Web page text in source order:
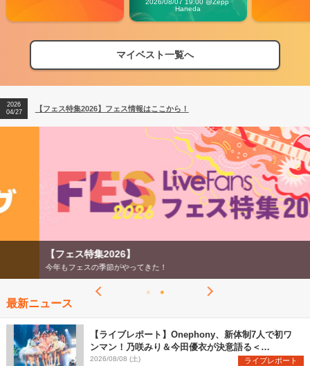
2026/08/07 19:00 @Zepp
Haneda
マイベスト一覧へ
【フェス特集2026】フェス情報はここから！
【ライブ動員ランキング】2026年上半期編発表！
2026
04/27
【フェス特集2026】フェス情報はここから！
2026
【ライブ動員ランキング】2026年上半期編発表！
【フェス特集2026】
今年もフェスの季節がやってきた！
最新ニュース
【ライブレポート】Onephony、新体制7人で初ワ
ンマン！乃咲みり＆今田優衣が決意語る＜
Onephony新体制1st Oneman Live はじまりの夏
2026/08/08 (土) ライブレポート